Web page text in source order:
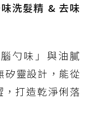
洗髮精 & 去味
勺味」與油膩
矽靈設計，能從
打造乾淨俐落